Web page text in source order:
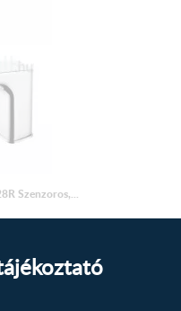
Szenzoros,...
Ft